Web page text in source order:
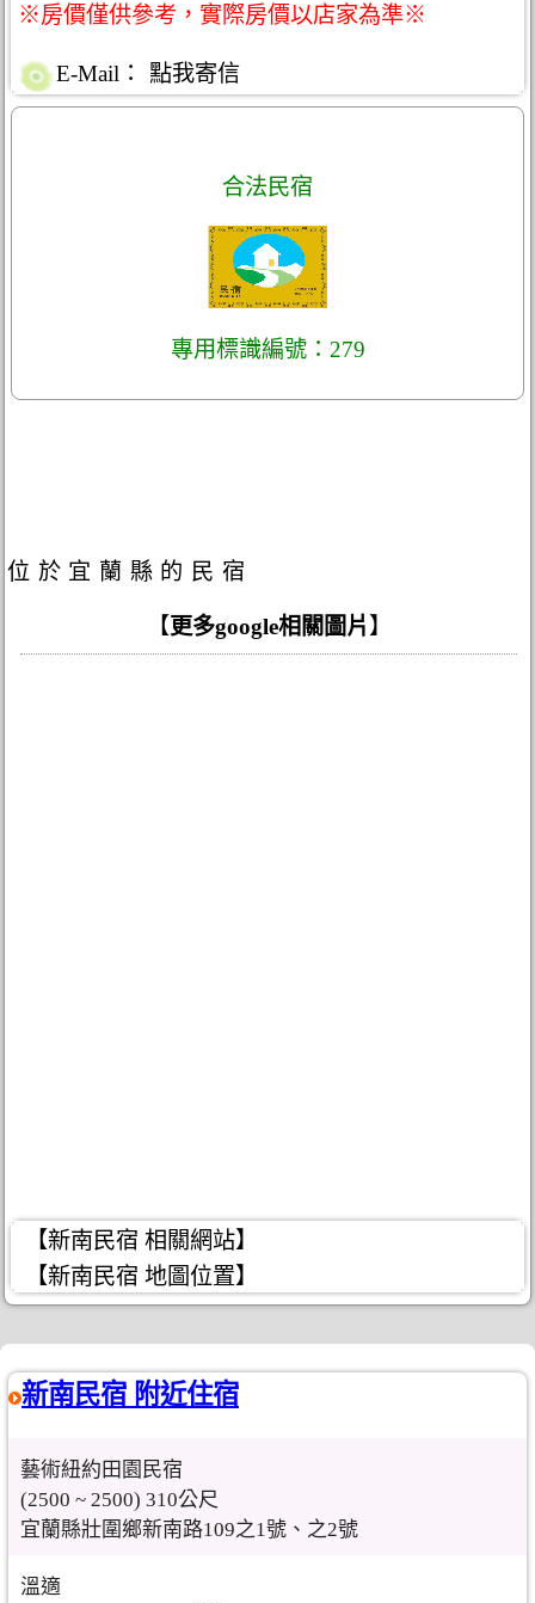
※房價僅供參考，實際房價以店家為準※
E-Mail： 點我寄信
合法民宿
專用標識編號：279
位於宜蘭縣的民宿
【 更多google相關圖片 】
【新南民宿 相關網站】
【新南民宿 地圖位置】
新南民宿 附近住宿
藝術紐約田園民宿
(2500 ~ 2500) 310公尺
宜蘭縣壯圍鄉新南路109之1號、之2號
溫適